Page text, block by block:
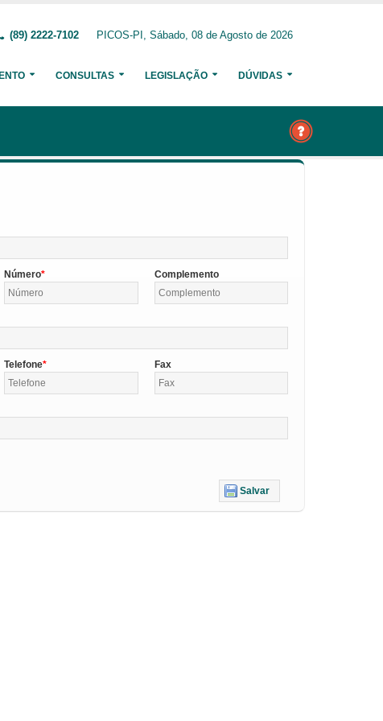
(89) 2222-7102 PICOS-PI, Sábado, 08 de Agosto de 2026
CONSULTAS LEGISLAÇÃO DÚVIDAS
Número Complemento
Telefone Fax
Salvar